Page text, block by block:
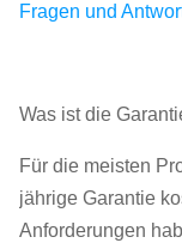
Fragen und
Was ist die
Für die meisten
jährige Garantie
Anforderungen